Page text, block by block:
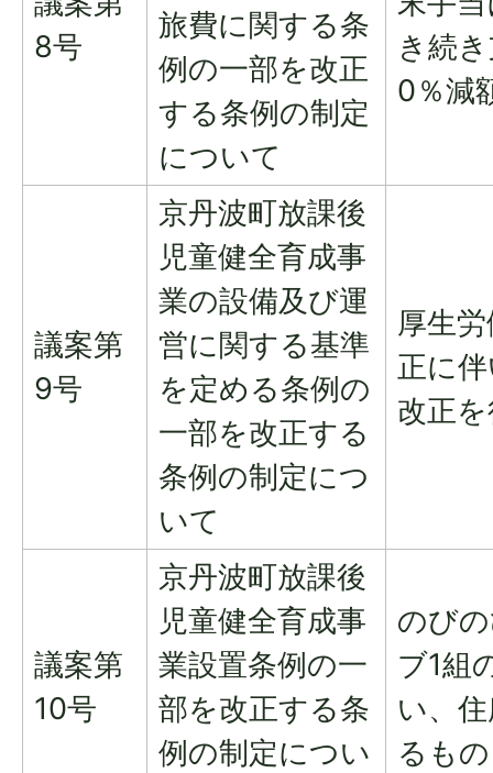
8号
旅費に関する条
例の一部を改正
する条例の制定
について
き続
0％減
議案第
9号
京丹波町放課後
児童健全育成事
業の設備及び運
営に関する基準
を定める条例の
一部を改正する
条例の制定につ
いて
厚生
正に
改正
議案第
10号
京丹波町放課後
児童健全育成事
業設置条例の一
部を改正する条
例の制定につい
のび
ブ1組
い、
るもの